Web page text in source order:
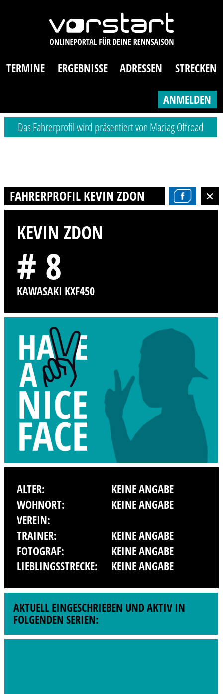
TERMINE ERGEBNISSE ADRESSEN STRECKEN
ANMELDEN
Das Fahrerprofil wird präsentiert von Maciag Offroad
FAHRERPROFIL KEVIN ZDON
KEVIN ZDON
# 8
KAWASAKI KXF450
ALTER:
KEINE ANGABE
WOHNORT:
KEINE ANGABE
VEREIN:
TRAINER:
KEINE ANGABE
FOTOGRAF:
KEINE ANGABE
LIEBLINGSSTRECKE:
KEINE ANGABE
AKTUELL EINGESCHRIEBEN UND AKTIV IN
FOLGENDEN SERIEN: